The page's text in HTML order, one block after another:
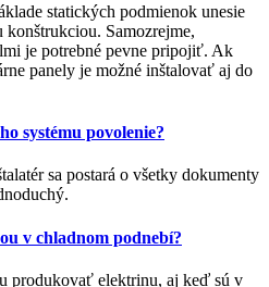
statických podmienok unesie
konštrukciou. Samozrejme,
je potrebné pevne pripojiť. Ak
panely je možné inštalovať aj do
systému povolenie?
sa postará o všetky dokumenty
v chladnom podnebí?
produkovať elektrinu, aj keď sú v